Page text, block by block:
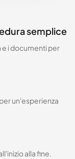
semplice
i documenti per
un'esperienza
alla fine.